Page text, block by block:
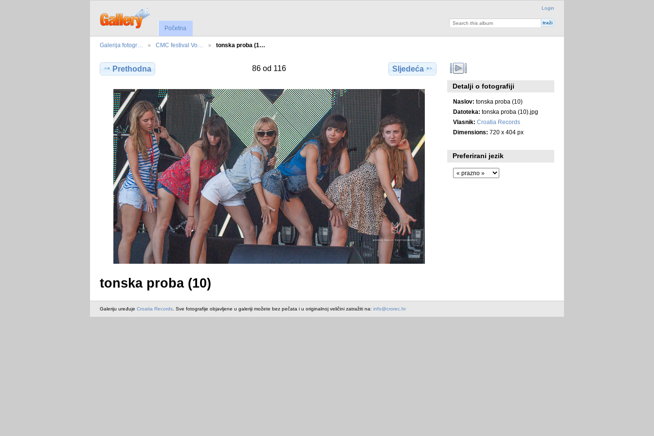
Login
Početna
Galerija fotogr… CMC festival Vo… tonska proba (1…
Prethodna 86 od 116 Sljedeća
tonska proba (10)
Detalji o fotografiji
Naslov: tonska proba (10)
Datoteka: tonska proba (10).jpg
Vlasnik: Croatia Records
Dimensions: 720 x 404 px
Preferirani jezik
Galeriju uređuje Croatia Records . Sve fotografije objavljene u galeriji možete bez pečata i u originalnoj veličini zatražiti na: info@crorec.hr